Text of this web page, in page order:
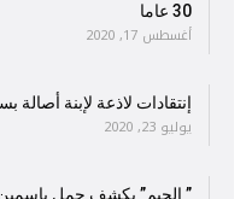
30 عاما
أغسطس 17, 2020
إنتقادات لاذعة لإبنة
يوليو 23, 2020
” الجيم” يكشف حمل